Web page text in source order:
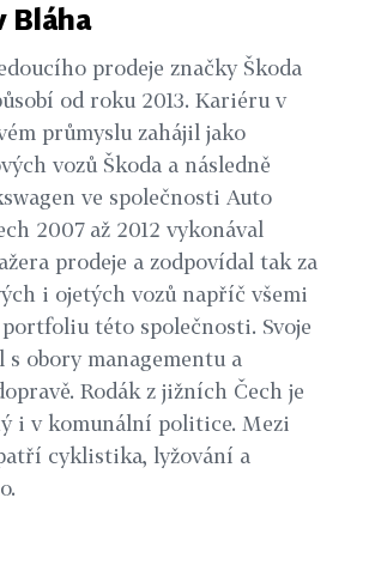
Bláha
prodeje značky Škoda
od roku 2013. Kariéru v
průmyslu zahájil jako
vozů Škoda a následně
ve společnosti Auto
2007 až 2012 vykonával
prodeje a zodpovídal tak za
i ojetých vozů napříč všemi
této společnosti. Svoje
s obory managementu a
Rodák z jižních Čech je
i v komunální politice. Mezi
cyklistika, lyžování a